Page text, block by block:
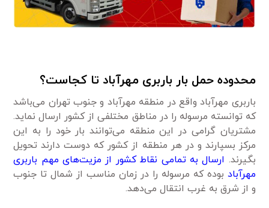
محدوده حمل بار باربری مهرآباد تا کجاست؟
باربری مهرآباد واقع در منطقه مهرآباد و جنوب تهران می‌باشد
که توانسته مرسوله را در مناطق مختلفی از کشور ارسال نماید.
مشتریان گرامی در این منطقه می‌توانند بار خود را به این
مرکز بسپارند و در هر منطقه از کشور که دوست دارند تحویل
بگیرند. ارسال به تمامی نقاط کشور از مزیت‌های مهم باربری
مهرآباد بوده که مرسوله را در زمان مناسب از شمال تا جنوب
و از شرق به غرب انتقال می‌‌دهد.